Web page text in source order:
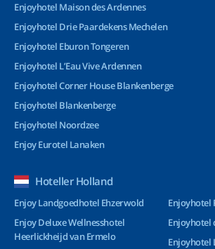
Enjoyhotel Maison des Ardennes
Enjoyhotel Drie Paardekens Mechelen
Enjoyhotel Eburon Tongeren
Enjoyhotel L’Eau Vive Ardennen
Enjoyhotel Corner House Blankenberge
Enjoyhotel Blankenberge
Enjoyhotel Noordzee
Enjoy Eurotel Lanaken
Hoteller Holland
Enjoy Landgoedhotel Ehzerwold
Enjoy Deluxe Wellnesshotel
Heerlickheijd van Ermelo
Enjoyhotel
Enjoyhotel
Enjoyhotel